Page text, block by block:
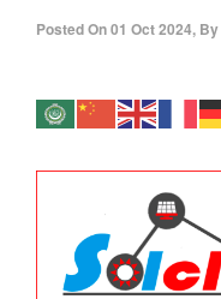
Posted On01 Oct 2024, By